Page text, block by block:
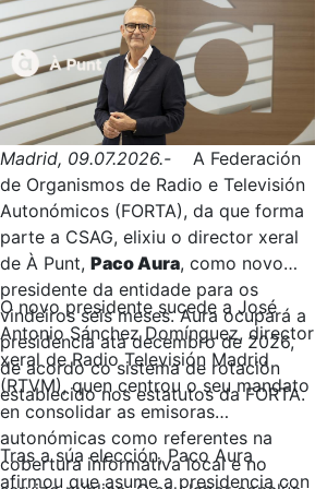
Madrid, 09.07.2026.-
A Federación
de Organismos de Radio e Televisión
Autonómicos (FORTA), da que forma
parte a CSAG, elixiu o director xeral
de À Punt, Paco Aura, como novo
presidente da entidade para os
vindeiros seis meses. Aura ocupará a
presidencia ata decembro de 2026,
de acordo co sistema de rotación
establecido nos estatutos da FORTA.
O novo presidente sucede a José
Antonio Sánchez Domínguez, director
xeral de Radio Televisión Madrid
(RTVM), quen centrou o seu mandato
en consolidar as emisoras
autonómicas como referentes na
cobertura informativa local e no
Tras a súa elección, Paco Aura
afirmou que asume a presidencia con